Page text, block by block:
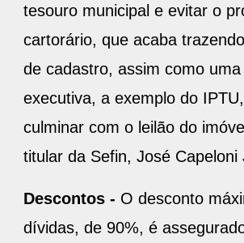
tesouro municipal e evitar o
cartorário, que acaba
de cadastro, assim como
executiva, a exemplo do
culminar com o leilão do
titular da Sefin, José Capeloni
Descontos - O desconto
dívidas, de 90%, é